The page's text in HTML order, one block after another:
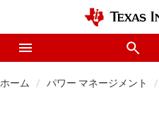
ホーム パワー マネージメント